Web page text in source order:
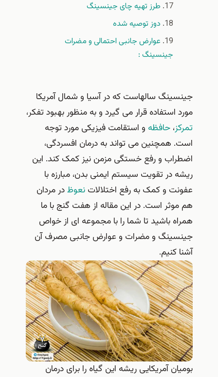
طرز تهیه چای جینسینگ
دوز توصیه شده
عوارض جانبی احتمالی و مضرات
جینسینگ :
جینسینگ سالهاست که در آسیا و شمال آمریکا
مورد استفاده قرار می گیرد و به منظور بهبود تفکر،
تمرکز،حافظه و استقامت فیزیکی مورد توجه
است. همچنین می تواند به درمان افسردگی،
اضطراب و رفع خستگی مزمن نیز کمک کند. این
ریشه در تقویت سیستم ایمنی بدن، مبارزه با
عفونت و کمک به رفع اختلالاتنعوظدر مردان
هم موثر است. در این مقاله از هفت گنج با ما
همراه باشید تا شما را با مجموعه ای از خواص
جینسینگ و مضرات و عوارض جانبی مصرف آن
آشنا کنیم.
بومیان آمریکایی ریشه این گیاه را برای درمان